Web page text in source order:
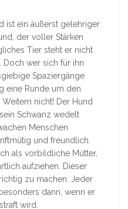
ist ein äußerst gelehriger
der voller Stärken
Tier steht er nicht
Doch wer sich für ihn
Spaziergänge
eine Runde um den
nicht! Der Hund
Schwanz wedelt
Menschen
und freundlich.
als vorbildliche Mütter,
aufziehen. Dieser
zu machen. Jeder
dann, wenn er
wird.